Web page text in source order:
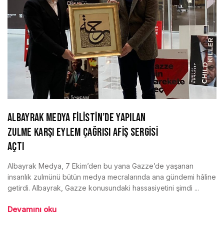
ALBAYRAK MEDYA FİLİSTİN’DE YAPILAN
ZULME KARŞI EYLEM ÇAĞRISI AFİŞ SERGİSİ
AÇTI
Albayrak Medya, 7 Ekim’den bu yana Gazze’de yaşanan
insanlık zulmünü bütün medya mecralarında ana gündemi hâline
getirdi. Albayrak, Gazze konusundaki hassasiyetini şimdi ...
Devamını oku